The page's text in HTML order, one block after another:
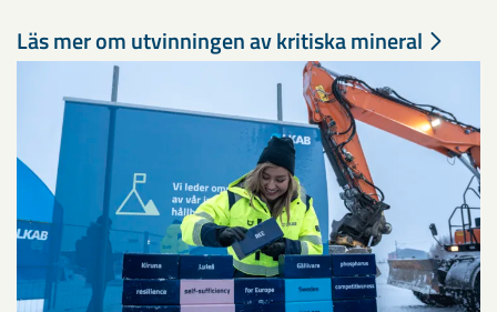
Läs mer om utvinningen av kritiska mineral